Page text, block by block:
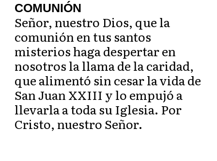
COMUNIÓN
Señor, nuestro Dios, que la
comunión en tus santos
misterios haga despertar en
nosotros la llama de la caridad,
que alimentó sin cesar la vida de
San Juan XXIII y lo empujó a
llevarla a toda su Iglesia. Por
Cristo, nuestro Señor.